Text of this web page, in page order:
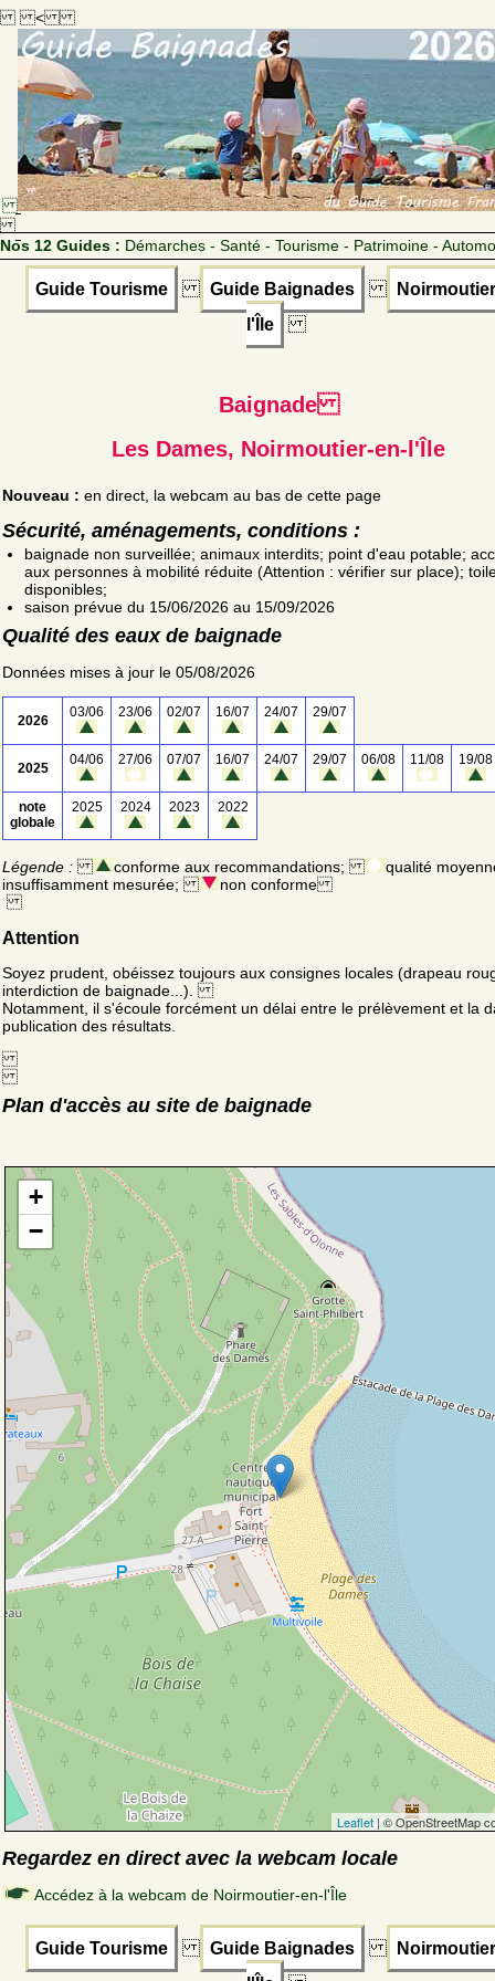
<
Nos 12 Guides : Démarches - Santé - Tourisme - Patrimoine -
Guide Tourisme Guide Baignades
l'Île
Baignade
Les Dames, Noirmoutier-en-l'Île
Nouveau : en direct, la webcam au bas de cette page
Sécurité, aménagements, conditions :
baignade non surveillée; animaux interdits; point d'eau potable;
aux personnes à mobilité réduite (Attention : vérifier sur place);
disponibles;
saison prévue du 15/06/2026 au 15/09/2026
Qualité des eaux de baignade
Données mises à jour le 05/08/2026
2026
03/06 23/06 02/07 16/07 24/07 29/07
2025
04/06 27/06 07/07 16/07 24/07 29/07 06/08 11/08 19/08
note
globale
2025 2024 2023 2022
Légende : conforme aux recommandations;
qualité
insuffisamment mesurée;
non conforme
Attention
Soyez prudent, obéissez toujours aux consignes locales (drapeau
interdiction de baignade...).
Notamment, il s'écoule forcément un délai entre le prélèvement et la
publication des résultats.
Plan d'accès au site de baignade
+
−
Leaflet| © OpenStreetMap
Regardez en direct avec la webcam locale
Accédez à la webcam de Noirmoutier-en-l'Île
Guide Tourisme Guide Baignades